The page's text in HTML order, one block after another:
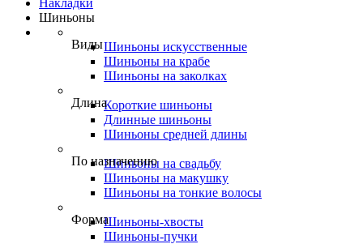
Накладки
Шиньоны
ВидыШиньоны искусственные
Шиньоны на крабе
Шиньоны на заколках
ДлинаКороткие шиньоны
Длинные шиньоны
Шиньоны средней длины
По назначению
Шиньоны на свадьбу
Шиньоны на макушку
Шиньоны на тонкие волосы
ФормаШиньоны-хвосты
Шиньоны-пучки